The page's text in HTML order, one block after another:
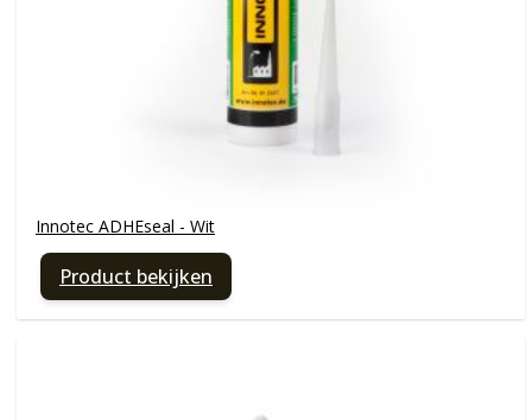
Innotec ADHEseal - Wit
Product bekijken